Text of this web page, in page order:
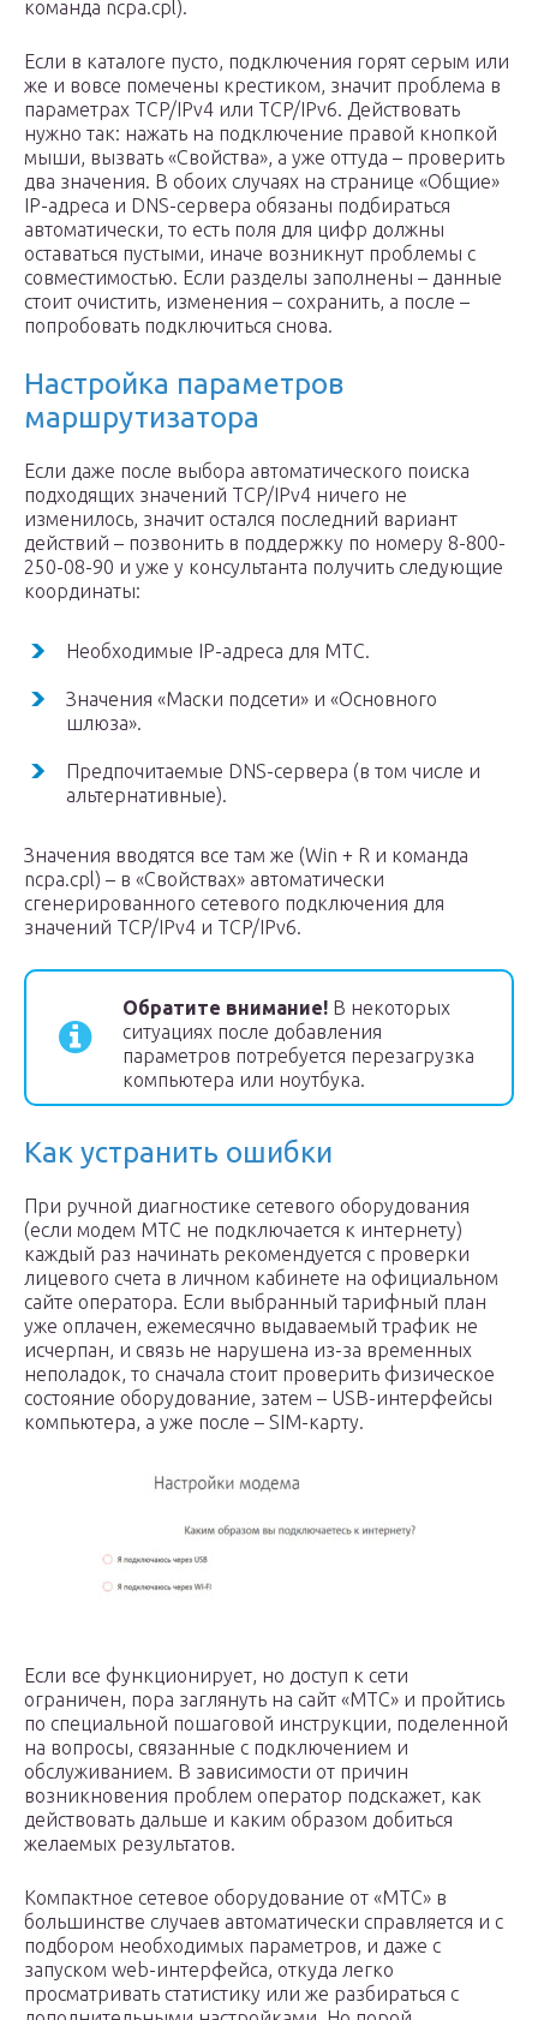
команда ncpa.cpl).
Если в каталоге пусто, подключения горят серым или
же и вовсе помечены крестиком, значит проблема в
параметрах TCP/IPv4 или TCP/IPv6. Действовать
нужно так: нажать на подключение правой кнопкой
мыши, вызвать «Свойства», а уже оттуда – проверить
два значения. В обоих случаях на странице «Общие»
IP-адреса и DNS-сервера обязаны подбираться
автоматически, то есть поля для цифр должны
оставаться пустыми, иначе возникнут проблемы с
совместимостью. Если разделы заполнены – данные
стоит очистить, изменения – сохранить, а после –
попробовать подключиться снова.
Настройка параметров
маршрутизатора
Если даже после выбора автоматического поиска
подходящих значений TCP/IPv4 ничего не
изменилось, значит остался последний вариант
действий – позвонить в поддержку по номеру 8-800-
250-08-90 и уже у консультанта получить следующие
координаты:
Необходимые IP-адреса для МТС.
Значения «Маски подсети» и «Основного
шлюза».
Предпочитаемые DNS-сервера (в том числе и
альтернативные).
Значения вводятся все там же (Win + R и команда
ncpa.cpl) – в «Свойствах» автоматически
сгенерированного сетевого подключения для
значений TCP/IPv4 и TCP/IPv6.
Обратите внимание! В некоторых
ситуациях после добавления
параметров потребуется перезагрузка
компьютера или ноутбука.
Как устранить ошибки
При ручной диагностике сетевого оборудования
(если модем МТС не подключается к интернету)
каждый раз начинать рекомендуется с проверки
лицевого счета в личном кабинете на официальном
сайте оператора. Если выбранный тарифный план
уже оплачен, ежемесячно выдаваемый трафик не
исчерпан, и связь не нарушена из-за временных
неполадок, то сначала стоит проверить физическое
состояние оборудование, затем – USB-интерфейсы
компьютера, а уже после – SIM-карту.
Если все функционирует, но доступ к сети
ограничен, пора заглянуть на сайт «МТС» и пройтись
по специальной пошаговой инструкции, поделенной
на вопросы, связанные с подключением и
обслуживанием. В зависимости от причин
возникновения проблем оператор подскажет, как
действовать дальше и каким образом добиться
желаемых результатов.
Компактное сетевое оборудование от «МТС» в
большинстве случаев автоматически справляется и с
подбором необходимых параметров, и даже с
запуском web-интерфейса, откуда легко
просматривать статистику или же разбираться с